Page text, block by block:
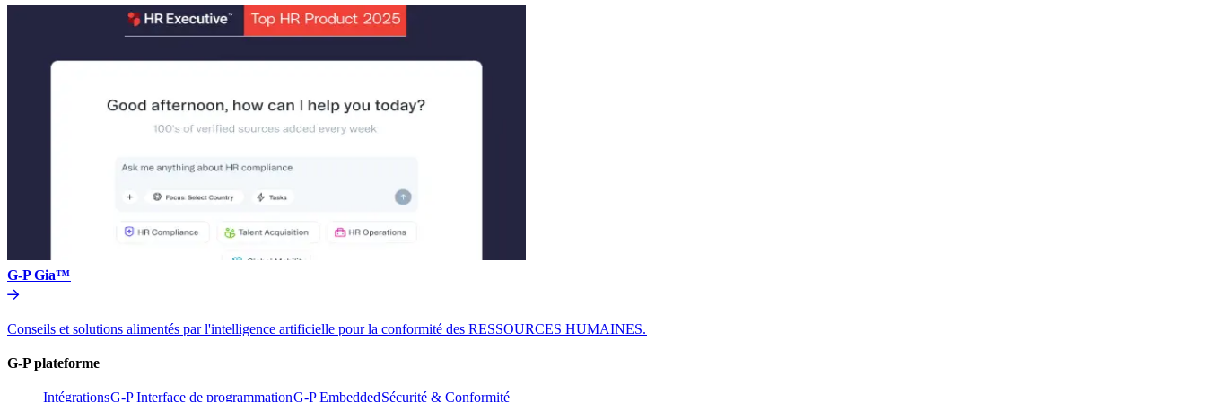
G-P Gia™​​
Conseils et solutions alimentés par l'intelligence artificielle pour la conformité des RESSOURCES HUMAINES.​​
G-P plateforme​​
Intégrations​​G-P Interface de programmation​​G-P Embedded​​Sécurité & Conformité​​